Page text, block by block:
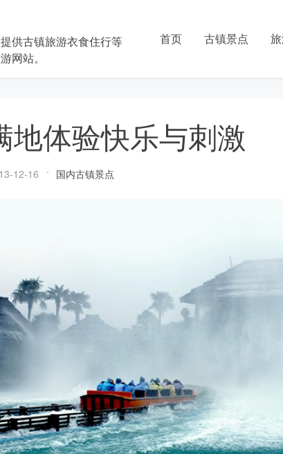
供古镇旅游衣食住行等
网站。
首页 古镇景点
地体验快乐与刺激
12-16 国内古镇景点